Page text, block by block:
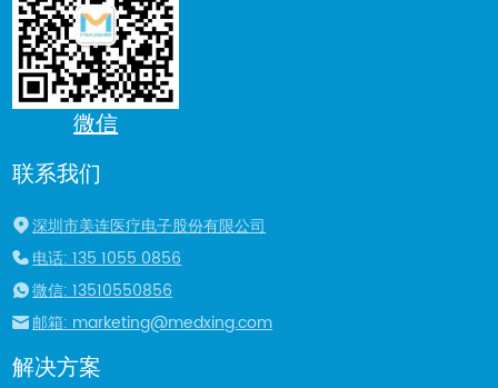
微信
联系我们
深圳市美连医疗电子股份有限公司
电话: 135 1055 0856
微信: 13510550856
邮箱: marketing@medxing.com
解决方案